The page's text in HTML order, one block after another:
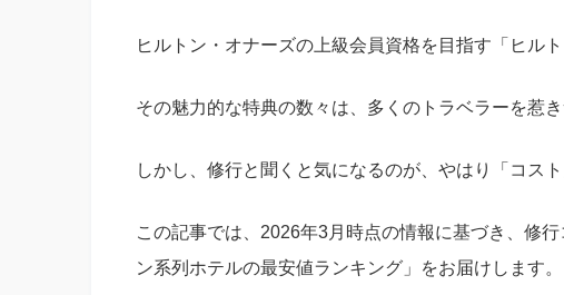
ヒルトン・オナーズの上級会員資格を目指す「ヒルト
その魅力的な特典の数々は、多くのトラベラーを惹き
しかし、修行と聞くと気になるのが、やはり「コスト
この記事では、2026年3月時点の情報に基づき、修
ン系列ホテルの最安値ランキング」をお届けします。